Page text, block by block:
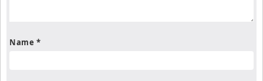
Name *